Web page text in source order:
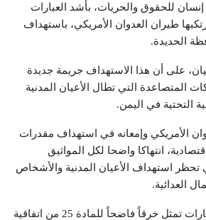
للحقوق والحريات، بأشد العبارات
طيران العدوان الأمريكي، باستهداف
الحديدة.
على أن هذا الاستهداف جريمة جديدة
المتصاعدة التي تطال الأعيان المدنية
التحتية في اليمن.
الأمريكي وإمعانه في استهداف مقدرات
انتهاكا واضحا لكل المواثيق
تحظر استهداف الأعيان المدنية والأشخاص
العدائية.
وأشارت إلى أن هذه الغارات تمثل خرقاً فاضحاً للمادة 25 من اتفاقية